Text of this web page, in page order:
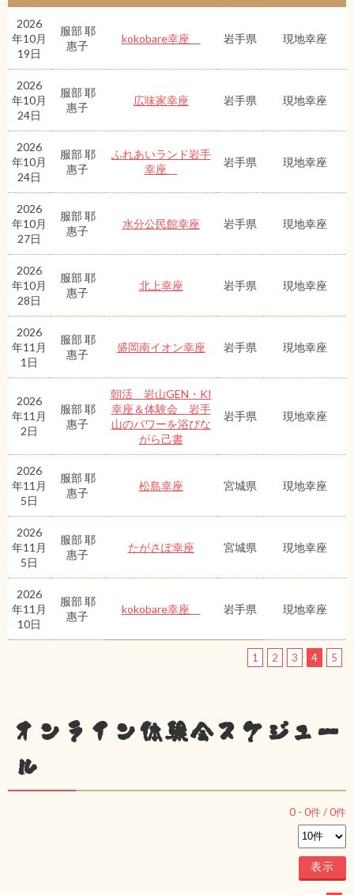
2026
年10月
19日
服部 耶
惠子
kokobare幸座 岩手県 現地幸座
2026
年10月
24日
服部 耶
惠子
広味家幸座 岩手県 現地幸座
2026
年10月
24日
服部 耶
惠子
ふれあいランド岩手
幸座
岩手県 現地幸座
2026
年10月
27日
服部 耶
惠子
水分公民館幸座 岩手県 現地幸座
2026
年10月
28日
服部 耶
惠子
北上幸座 岩手県 現地幸座
2026
年11月
1日
服部 耶
惠子
盛岡南イオン幸座 岩手県 現地幸座
2026
年11月
2日
服部 耶
惠子
朝活 岩山GEN・KI
幸座＆体験会 岩手
山のパワーを浴びな
がら己書
岩手県 現地幸座
2026
年11月
5日
服部 耶
惠子
松島幸座 宮城県 現地幸座
2026
年11月
5日
服部 耶
惠子
たがさぽ幸座 宮城県 現地幸座
2026
年11月
10日
服部 耶
惠子
kokobare幸座 岩手県 現地幸座
1 2 3 4 5
オンライン体験会スケジュー
ル
0 - 0件 /0件